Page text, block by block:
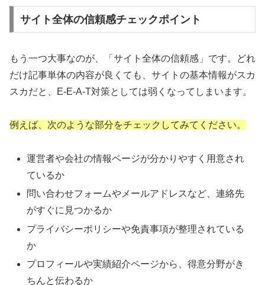
サイト全体の信頼感チェックポイント
もう一つ大事なのが、「サイト全体の信頼感」です。どれ
だけ記事単体の内容が良くても、サイトの基本情報がスカ
スカだと、E-E-A-T対策としては弱くなってしまいます。
例えば、次のような部分をチェックしてみてください。
運営者や会社の情報ページが分かりやすく用意され
ているか
問い合わせフォームやメールアドレスなど、連絡先
がすぐに見つかるか
プライバシーポリシーや免責事項が整理されている
か
プロフィールや実績紹介ページから、得意分野がき
ちんと伝わるか